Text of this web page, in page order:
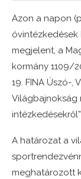
Azon a napon
megjelent, a
kormány 1109/
19. FINA Úszó-,
Világbajnokság
intézkedésekről”
A határozat a
meghatározott